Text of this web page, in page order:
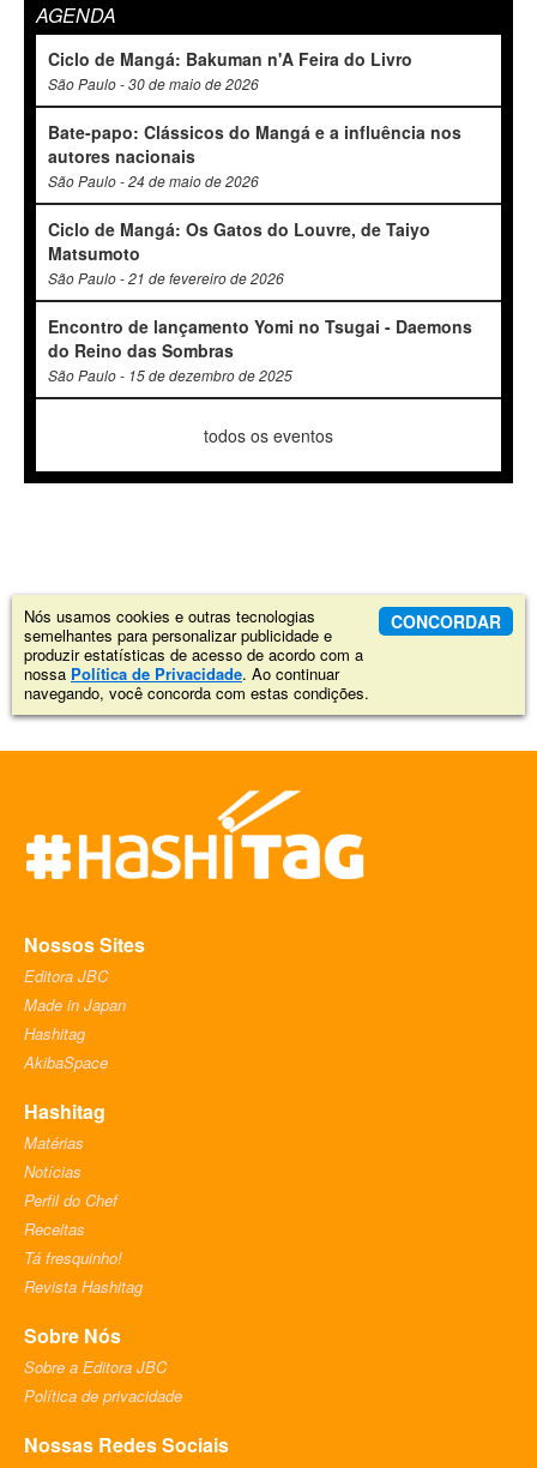
AGENDA
Ciclo de Mangá: Bakuman n'A Feira do Livro
São Paulo - 30 de maio de 2026
Bate-papo: Clássicos do Mangá e a influência nos
autores nacionais
São Paulo - 24 de maio de 2026
Ciclo de Mangá: Os Gatos do Louvre, de Taiyo
Matsumoto
São Paulo - 21 de fevereiro de 2026
Encontro de lançamento Yomi no Tsugai - Daemons
do Reino das Sombras
São Paulo - 15 de dezembro de 2025
todos os eventos
Nós usamos cookies e outras tecnologias
semelhantes para personalizar publicidade e
produzir estatísticas de acesso de acordo com a
nossa Política de Privacidade. Ao continuar
navegando, você concorda com estas condições.
CONCORDAR
Nossos Sites
Editora JBC
Made in Japan
Hashitag
AkibaSpace
Hashitag
Matérias
Notícias
Perfil do Chef
Receitas
Tá fresquinho!
Revista Hashitag
Sobre Nós
Sobre a Editora JBC
Política de privacidade
Nossas Redes Sociais